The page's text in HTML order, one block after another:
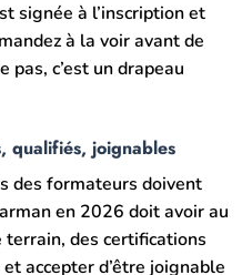
signée à l’inscription et
à la voir avant de
pas, c’est un drapeau
qualifiés, joignables
des formateurs doivent
en 2026 doit avoir au
terrain, des certifications
accepter d’être joignable